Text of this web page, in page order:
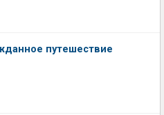
путешествие